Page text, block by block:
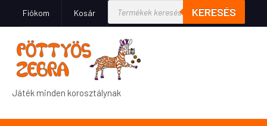
Fiókom Kosár KERESÉS
Játék minden korosztálynak